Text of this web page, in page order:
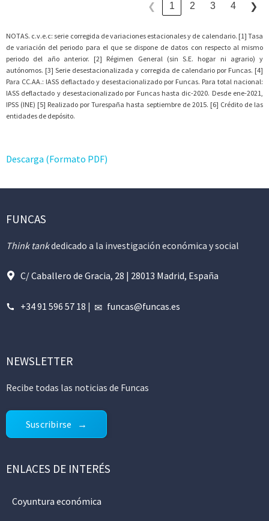
❮ 1 2 3 4 ❯
NOTAS. c.v.e.c: serie corregida de variaciones estacionales y de calendario. [1] Tasa
de variación del periodo para el que se dispone de datos con respecto al mismo
periodo del año anterior. [2] Régimen General (sin S.E. hogar ni agrario) y
autónomos. [3] Serie desestacionalizada y corregida de calendario por Funcas. [4]
Para CC.AA.: IASS deflactado y desestacionalizado por Funcas. Para total nacional:
IASS deflactado y desestacionalizado por Funcas hasta dic-2020. Desde ene-2021,
IPSS (INE) [5] Realizado por Turespaña hasta septiembre de 2015. [6] Crédito de las
entidades de depósito.
Descarga (Formato PDF)
FUNCAS
Think tankdedicado a la investigación económica y social
C/ Caballero de Gracia, 28 | 28013 Madrid, España
+34 91 596 57 18 | funcas@funcas.es
NEWSLETTER
Recibe todas las noticias de Funcas
Suscribirse
ENLACES DE INTERÉS
Coyuntura económica